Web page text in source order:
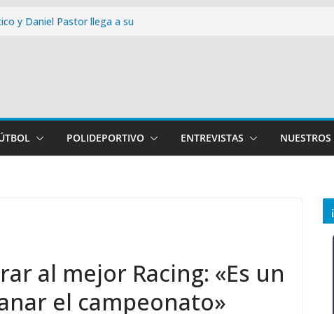
y Daniel Pastor llega a su
equipación con un
provincia
POLIDEPORTIVO ENTREVISTAS
al mejor Racing: «Es un
el campeonato»